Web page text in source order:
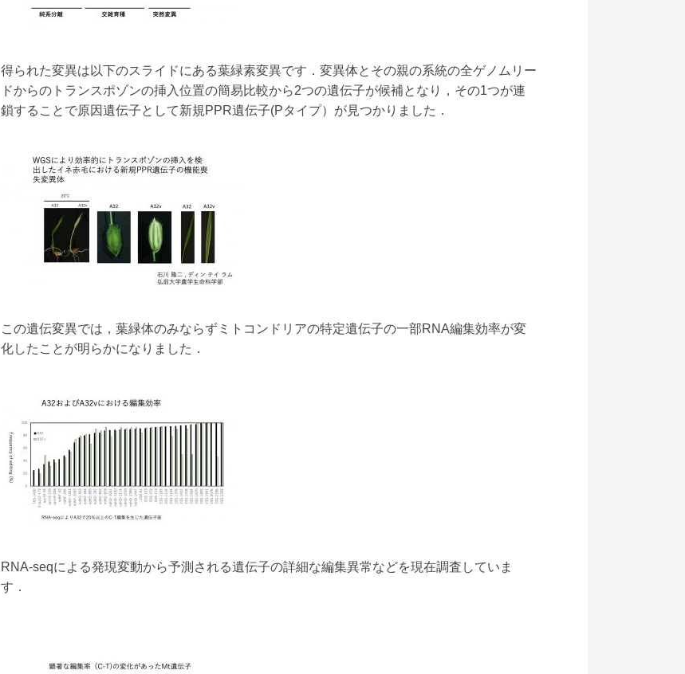
得られた変異は以下のスライドにある葉緑素変異です．変異体とその親の系統の全ゲノムリー
ドからのトランスポゾンの挿入位置の簡易比較から2つの遺伝子が候補となり，その1つが連
鎖することで原因遺伝子として新規PPR遺伝子(Pタイプ）が見つかりました．
この遺伝変異では，葉緑体のみならずミトコンドリアの特定遺伝子の一部RNA編集効率が変
化したことが明らかになりました．
RNA-seqによる発現変動から予測される遺伝子の詳細な編集異常などを現在調査していま
す．